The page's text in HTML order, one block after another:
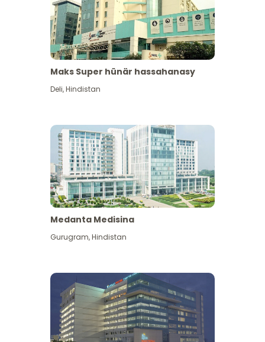
Maks Super hünär hassahanasy
Deli,Hindistan
Medanta Medisina
Gurugram,Hindistan